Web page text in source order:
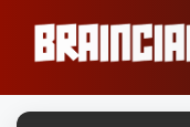
conteúdo